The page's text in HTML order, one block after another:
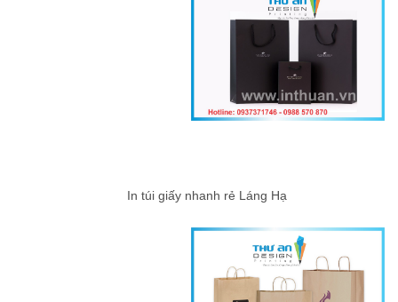
In túi giấy nhanh rẻ Láng Hạ